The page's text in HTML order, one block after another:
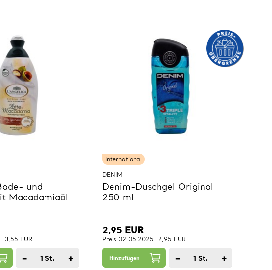
und
Macadamiaöl
3,55 EUR
− 1 St. +
International
DENIM
Denim-Duschgel Original
250 ml
2,95 EUR
Preis 02.05.2025: 2,95 EUR
Hinzufügen − 1 St. +